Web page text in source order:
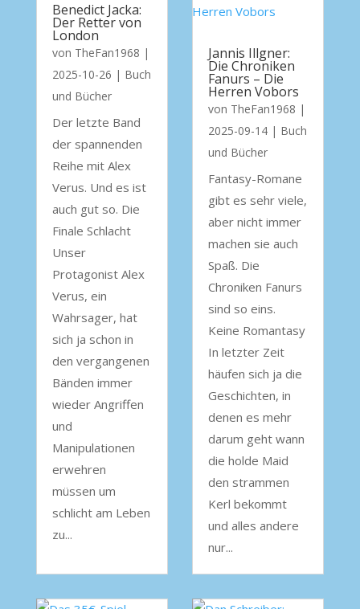
Benedict Jacka:
Der Retter von
London
von TheFan1968 |
2025-10-26 | Buch
und Bücher
Der letzte Band
der spannenden
Reihe mit Alex
Verus. Und es ist
auch gut so. Die
Finale Schlacht
Unser
Protagonist Alex
Verus, ein
Wahrsager, hat
sich ja schon in
den vergangenen
Bänden immer
wieder Angriffen
und
Manipulationen
erwehren
müssen um
schlicht am Leben
zu...
Jannis Illgner:
Die Chroniken
Fanurs – Die
Herren Vobors
von TheFan1968 |
2025-09-14| Buch
und Bücher
Fantasy-Romane
gibt es sehr viele,
aber nicht immer
machen sie auch
Spaß. Die
Chroniken Fanurs
sind so eins.
Keine Romantasy
In letzter Zeit
häufen sich ja die
Geschichten, in
denen es mehr
darum geht wann
die holde Maid
den strammen
Kerl bekommt
und alles andere
nur...